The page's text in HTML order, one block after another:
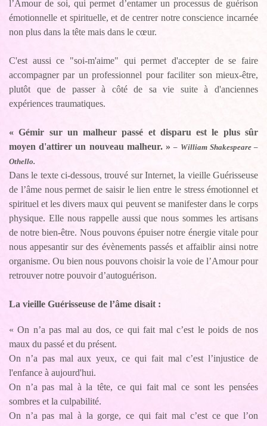
l’Amour de soi, qui permet d’entamer un processus de guérison
émotionnelle et spirituelle, et de centrer notre conscience incarnée
non plus dans la tête mais dans le cœur.
C'est aussi ce "soi-m'aime" qui permet d'accepter de se faire
accompagner par un professionnel pour faciliter son mieux-être,
plutôt que de passer à côté de sa vie suite à d'anciennes
expériences traumatiques.
« Gémir sur un malheur passé et disparu est le plus sûr
moyen d'attirer un nouveau malheur. »– William Shakespeare –
Othello.
Dans le texte ci-dessous, trouvé sur Internet, la vieille Guérisseuse
de l’âme nous permet de saisir le lien entre le stress émotionnel et
spirituel et les divers maux qui peuvent se manifester dans le corps
physique. Elle nous rappelle aussi que nous sommes les artisans
de notre bien-être. Nous pouvons épuiser notre énergie vitale pour
nous appesantir sur des évènements passés et affaiblir ainsi notre
organisme. Ou bien nous pouvons choisir la voie de l’Amour pour
retrouver notre pouvoir d’autoguérison.
La vieille Guérisseuse de l’âme disait :
« On n’a pas mal au dos, ce qui fait mal c’est le poids de nos
maux du passé et du présent.
On n’a pas mal aux yeux, ce qui fait mal c’est l’injustice de
l'enfance à aujourd'hui.
On n’a pas mal à la tête, ce qui fait mal ce sont les pensées
sombres et la culpabilité.
On n’a pas mal à la gorge, ce qui fait mal c’est ce que l’on